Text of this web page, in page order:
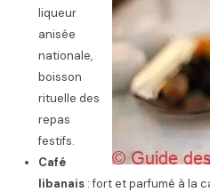
liqueur
anisée
nationale,
boisson
rituelle des
repas
festifs.
Café
libanais : fort et parfumé à la